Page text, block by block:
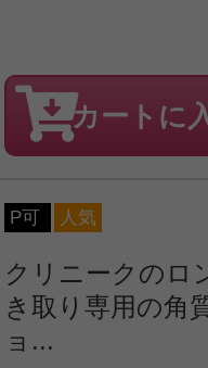
カートに
P可 人気
クリニークのロ
き取り専用の角
ョ...